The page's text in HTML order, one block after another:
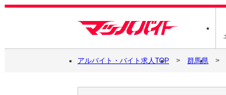
アルバイト・バイト求人TOP 群馬県